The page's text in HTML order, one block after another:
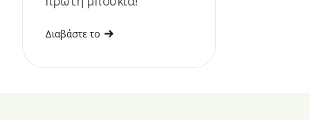
Διαβάστε το